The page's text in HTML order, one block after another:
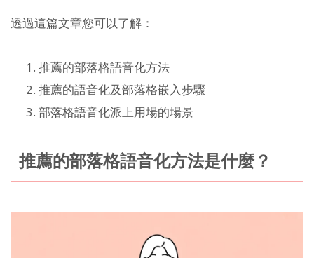
透過這篇文章您可以了解：
推薦的部落格語音化方法
推薦的語音化及部落格嵌入步驟
部落格語音化派上用場的場景
推薦的部落格語音化方法是什麼？